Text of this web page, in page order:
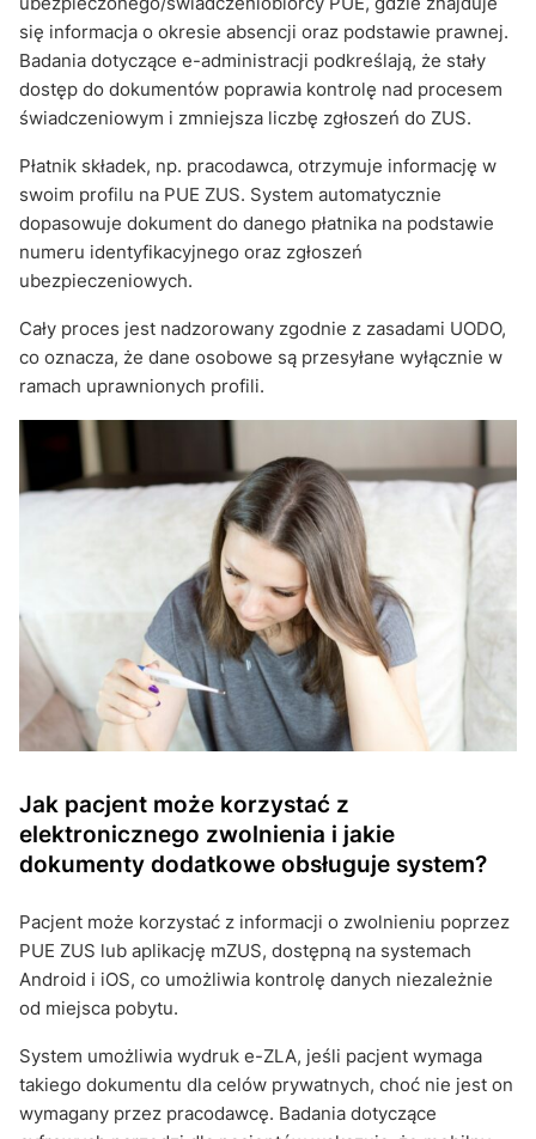
się informacja o okresie absencji oraz podstawie prawnej.
Badania dotyczące e-administracji podkreślają, że stały
dostęp do dokumentów poprawia kontrolę nad procesem
świadczeniowym i zmniejsza liczbę zgłoszeń do ZUS.
Płatnik składek, np. pracodawca, otrzymuje informację w
swoim profilu na PUE ZUS. System automatycznie
dopasowuje dokument do danego płatnika na podstawie
numeru identyfikacyjnego oraz zgłoszeń
ubezpieczeniowych.
Cały proces jest nadzorowany zgodnie z zasadami UODO,
co oznacza, że dane osobowe są przesyłane wyłącznie w
ramach uprawnionych profili.
Jak pacjent może korzystać z
elektronicznego zwolnienia i jakie
dokumenty dodatkowe obsługuje system?
Pacjent może korzystać z informacji o zwolnieniu poprzez
PUE ZUS lub aplikację mZUS, dostępną na systemach
Android i iOS, co umożliwia kontrolę danych niezależnie
od miejsca pobytu.
System umożliwia wydruk e-ZLA, jeśli pacjent wymaga
takiego dokumentu dla celów prywatnych, choć nie jest on
wymagany przez pracodawcę. Badania dotyczące